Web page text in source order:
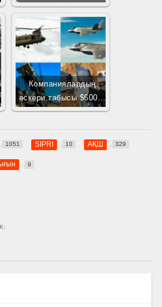
Компаниялардың
әскери табысы $600…
1051 SIPRI 10 АҚШ 329
9